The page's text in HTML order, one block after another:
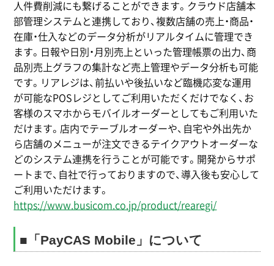
人件費削減にも繋げることができます。クラウド店舗本
部管理システムと連携しており、複数店舗の売上・商品・
在庫・仕入などのデータ分析がリアルタイムに管理でき
ます。日報や日別・月別売上といった管理帳票の出力、商
品別売上グラフの集計など売上管理やデータ分析も可能
です。リアレジは、前払いや後払いなど臨機応変な運用
が可能なPOSレジとしてご利用いただくだけでなく、お
客様のスマホからモバイルオーダーとしてもご利用いた
だけます。店内でテーブルオーダーや、自宅や外出先か
ら店舗のメニューが注文できるテイクアウトオーダーな
どのシステム連携を行うことが可能です。開発からサポ
ートまで、自社で行っておりますので、導入後も安心して
ご利用いただけます。
https://www.busicom.co.jp/product/rearegi/
■「PayCAS Mobile」について